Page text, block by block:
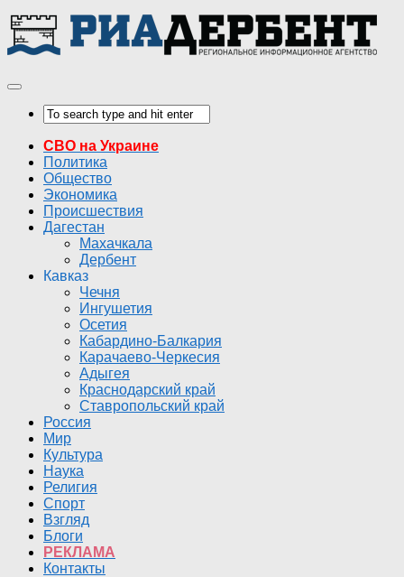
СВО на Украине
Политика
Общество
Экономика
Происшествия
Дагестан
Махачкала
Дербент
Кавказ
Чечня
Ингушетия
Осетия
Кабардино-Балкария
Карачаево-Черкесия
Адыгея
Краснодарский край
Ставропольский край
Россия
Мир
Культура
Наука
Религия
Спорт
Взгляд
Блоги
РЕКЛАМА
Контакты